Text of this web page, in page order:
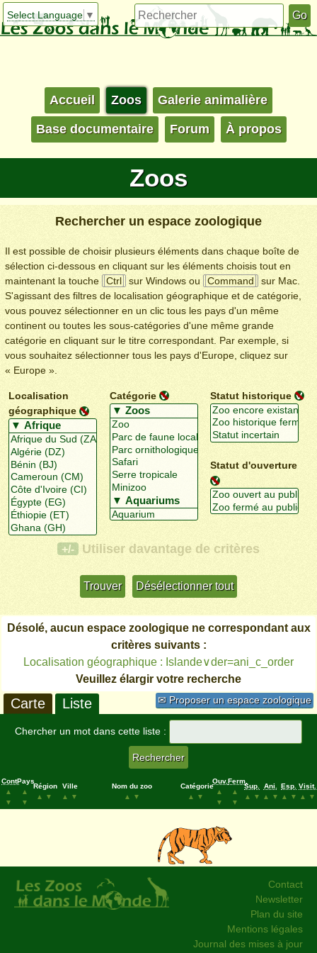
Select Language ▼
Accueil Zoos Galerie animalière
Base documentaire Forum À propos
Zoos
Rechercher un espace zoologique
Il est possible de choisir plusieurs éléments dans chaque boîte de
sélection ci-dessous en cliquant sur les éléments choisis tout en
maintenant la touche
Ctrl sur Windows ou Command
sur Mac.
S'agissant des filtres de localisation géographique et de catégorie,
vous pouvez sélectionner en un clic tous les pays d'un même
continent ou toutes les sous-catégories d'une même grande
catégorie en cliquant sur le titre correspondant. Par exemple, si
vous souhaitez sélectionner tous les pays d'Europe, cliquez sur
« Europe ».
Localisation
géographique
Catégorie Statut historique
Statut d'ouverture
+/- Utiliser davantage de critères
Désolé, aucun espace zoologique ne correspondant aux
critères suivants :
Localisation géographique : Islande∨der=ani_c_order
Veuillez élargir votre recherche
✉ Proposer un espace zoologique
Carte Liste
Chercher un mot dans cette liste :
Cont.
▲
▼
Pays
▲
▼
Région
▲
▼
Ville
▲
▼
Nom du zoo
▲
▼
Catégorie
▲
▼
Ouv.
▲
▼
Ferm.
▲
▼
Sup.
▲
▼
Ani.
▲
▼
Esp.
▲
▼
Visit.
▲
▼
Contact
Newsletter
Plan du site
Mentions légales
Journal des mises à jour